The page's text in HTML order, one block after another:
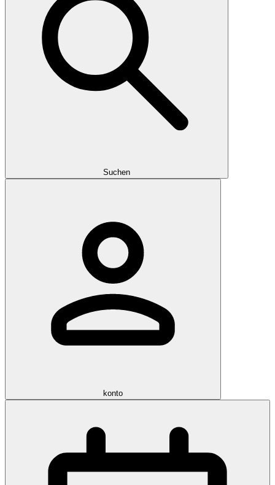
Suchen
konto